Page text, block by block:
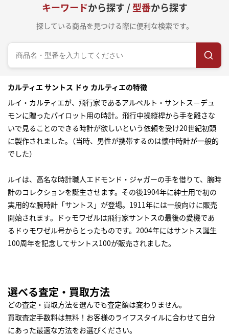
キーワードから探す /型番から探す
探している商品を見つける際に便利な検索です。
カルティエ サントス ドゥ カルティエの特徴
ルイ・カルティエが、飛行家であるアルベルト・サントス－デュ
モンに贈ったパイロット用の時計。飛行中操縦桿から手を離さな
いで見ることのできる時計が欲しいという依頼を受け20世紀初頭
に製作されました｡（当時、男性が携帯するのは懐中時計が一般的
でした）
ルイは、高名な時計職人エドモンド・ジャガーの手を借りて、腕時
計のコレクションを誕生させます。その後1904年に紳士用で初の
実用的な腕時計「サントス」が登場。1911年には一般向けに販売
開始されます。ドゥモワゼルは飛行家サントスの最後の愛機であ
るドゥモワゼル号からとったものです。2004年にはサントス誕生
100周年を記念してサントス100が販売されました。
選べる査定・買取方法
どの査定・買取方法を選んでも査定額は変わりません。
買取査定手数料は無料！お客様のライフスタイルに合わせて自分
にあった最適な方法をお選びください。